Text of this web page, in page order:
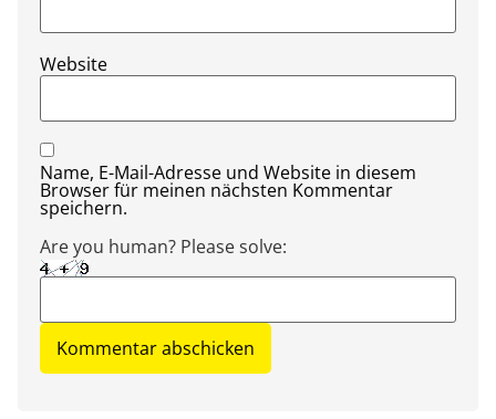
Website
Name, E-Mail-Adresse und Website in diesem
Browser für meinen nächsten Kommentar
speichern.
Are you human? Please solve: